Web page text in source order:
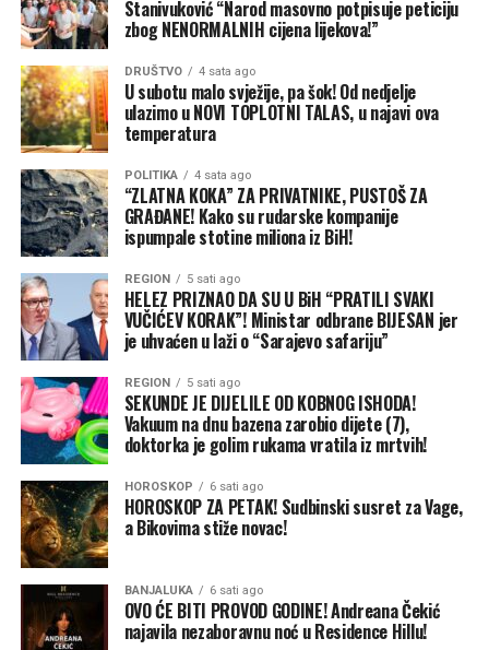
vazdušnog pritiska pojačala bi zapadno strujanje. Ono bi
sa Atlantika prema Evropi donosilo blaži i vlažniji
vazduh. Zbog toga prognoza za period od decembra do
februara pokazuje uglavnom iznadprosječne
temperature u većem dijelu Evrope.
To, međutim, ne znači da tokom zime neće biti hladnijih
perioda. Povremeni prodori hladnog vazduha i dalje su
mogući, naročito u Ujedinjenom Kraljevstvu i Irskoj, ali
prema trenutnom sezonskom obrascu ne bi trebalo da
preovladavaju.
Bez mnogo snijega
Pojačano zapadno strujanje prema Evropi donosilo bi i
više vlage. Zbog toga se u dijelovima kontinenta očekuju
iznadprosječne količine padavina.
Količina snijega u velikoj mjeri zavisiće od pojedinačnih
područja niskog vazdušnog pritiska i njihovih putanja. Za
snijeg u nizinama biće potrebno da se vlažni atlantski
vazduh susretne sa dovoljno hladnim vazduhom iz
sjevernih ili istočnih dijelova Evrope.
Danas vrhunac toplotnog talasa, spremite se za tropsku
noć
Vjetar će tokom dana biti slab do umjeren, sjevernog i
sjeveroistočnog smjera, što bi u trenucima naoblačenja
moglo donijeti blago, ali dobrodošlo osvježenje.
Stanivuković “Narod masovno potpisuje peticiju
zbog NENORMALNIH cijena lijekova!”
DRUŠTVO 4 sata ago
U subotu malo svježije, pa šok! Od nedjelje
ulazimo u NOVI TOPLOTNI TALAS, u najavi ova
temperatura
POLITIKA 4 sata ago
“ZLATNA KOKA” ZA PRIVATNIKE, PUSTOŠ ZA
GRAĐANE! Kako su rudarske kompanije
ispumpale stotine miliona iz BiH!
REGION 5 sati ago
HELEZ PRIZNAO DA SU U BiH “PRATILI SVAKI
VUČIĆEV KORAK”! Ministar odbrane BIJESAN jer
je uhvaćen u laži o “Sarajevo safariju”
REGION 5 sati ago
SEKUNDE JE DIJELILE OD KOBNOG ISHODA!
Vakuum na dnu bazena zarobio dijete (7),
doktorka je golim rukama vratila iz mrtvih!
HOROSKOP 6 sati ago
HOROSKOP ZA PETAK! Sudbinski susret za Vage,
a Bikovima stiže novac!
BANJALUKA 6 sati ago
OVO ĆE BITI PROVOD GODINE! Andreana Čekić
najavila nezaboravnu noć u Residence Hillu!